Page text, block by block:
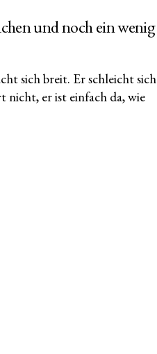
und noch ein wenig
sich breit. Er schleicht sich
nicht, er ist einfach da, wie